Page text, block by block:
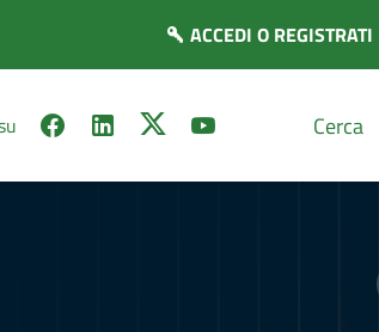
ACCEDI O REGISTRATI
Cerca